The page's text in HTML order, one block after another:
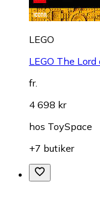
LEGO
LEGO The
fr.
4 698 kr
hos ToySpace
+7 butiker